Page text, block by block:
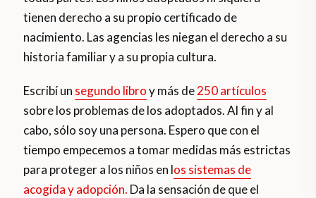
tienen derecho a su propio certificado de
nacimiento. Las agencias les niegan el derecho a su
historia familiar y a su propia cultura.
Escribí un segundo libroy más de250 artículos
sobre los problemas de los adoptados. Al fin y al
cabo, sólo soy una persona. Espero que con el
tiempo empecemos a tomar medidas más estrictas
para proteger a los niños en los sistemas de
acogida y adopción. Da la sensación de que el